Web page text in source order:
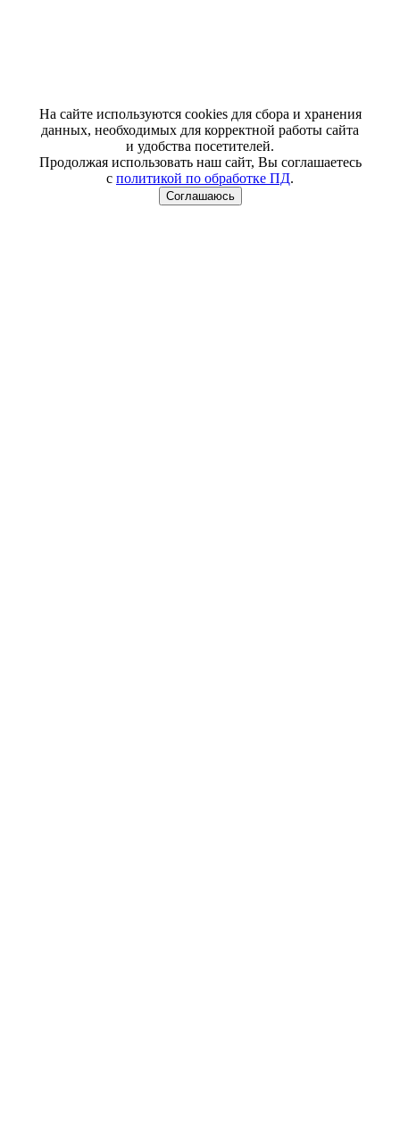
На сайте используются cookies для сбора и хранения
данных, необходимых для корректной работы сайта
и удобства посетителей.
Продолжая использовать наш сайт, Вы соглашаетесь
с политикой по обработке ПД.
Соглашаюсь